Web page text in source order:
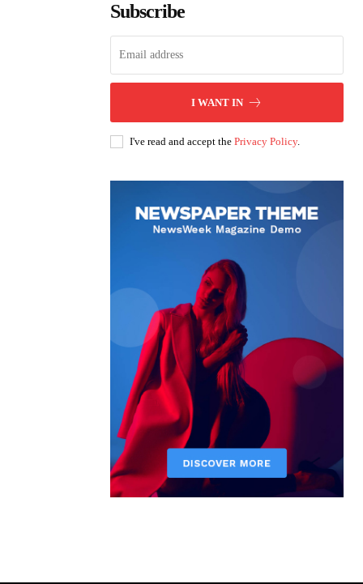
Subscribe
I WANT IN
I've read and accept the Privacy Policy.